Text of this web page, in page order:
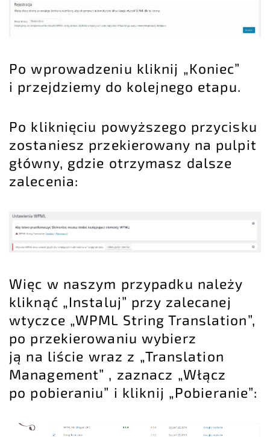
Po wprowadzeniu kliknij „Koniec”
i przejdziemy do kolejnego etapu.
Po kliknięciu powyższego przycisku
zostaniesz przekierowany na pulpit
główny, gdzie otrzymasz dalsze
zalecenia:
Więc w naszym przypadku należy
kliknąć „Instaluj” przy zalecanej
wtyczce „WPML String Translation”,
po przekierowaniu wybierz
ją na liście wraz z „Translation
Management” , zaznacz „Włącz
po pobieraniu” i kliknij „Pobieranie”: